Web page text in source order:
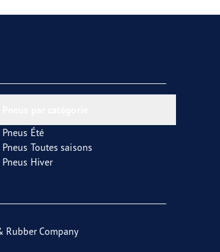
Pneus Été
Pneus Toutes saisons
Pneus Hiver
Company